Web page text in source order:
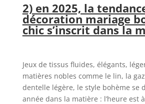
2) en 2025, la
décoration mariage
chic s’inscrit dans la
Jeux de tissus fluides, élégants,
matières nobles comme le lin, la
dentelle légère, le style bohème se
année dans la matière : l’heure est